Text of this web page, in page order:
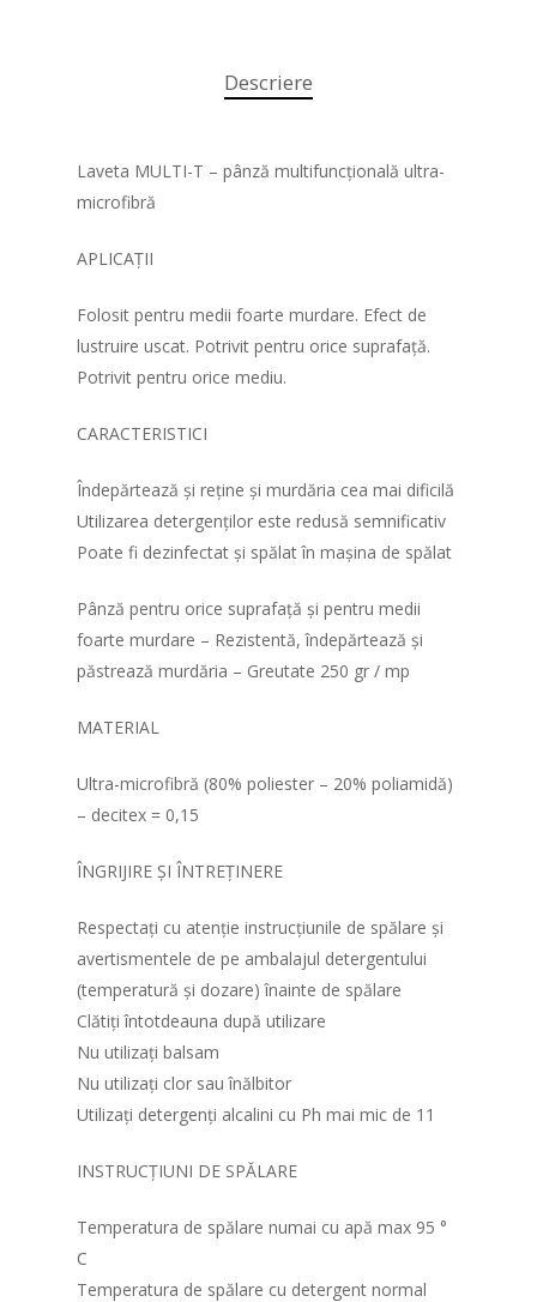
Descriere
Laveta MULTI-T – pânză multifuncțională ultra-
microfibră
APLICAȚII
Folosit pentru medii foarte murdare. Efect de
lustruire uscat. Potrivit pentru orice suprafață.
Potrivit pentru orice mediu.
CARACTERISTICI
Îndepărtează și reține și murdăria cea mai dificilă
Utilizarea detergenților este redusă semnificativ
Poate fi dezinfectat și spălat în mașina de spălat
Pânză pentru orice suprafață și pentru medii
foarte murdare – Rezistentă, îndepărtează și
păstrează murdăria – Greutate 250 gr / mp
MATERIAL
Ultra-microfibră (80% poliester – 20% poliamidă)
– decitex = 0,15
ÎNGRIJIRE ȘI ÎNTREȚINERE
Respectați cu atenție instrucțiunile de spălare și
avertismentele de pe ambalajul detergentului
(temperatură și dozare) înainte de spălare
Clătiți întotdeauna după utilizare
Nu utilizați balsam
Nu utilizați clor sau înălbitor
Utilizați detergenți alcalini cu Ph mai mic de 11
INSTRUCȚIUNI DE SPĂLARE
Temperatura de spălare numai cu apă max 95 °
C
Temperatura de spălare cu detergent normal
Produse
Curatenie si igiena
Paturi spital
Contact